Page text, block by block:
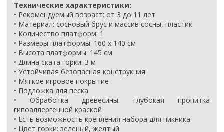
Технические характеристики:
• Рекомендуемый возраст: от 3 до 11 лет
• Материал: сосновый брус и массив сосны, пластик
• Количество платформ: 1
• Размеры платформы: 160 х 140 см
• Высота платформы: 145 см
• Длина ската горки: 3 м
• Устойчивая безопасная конструкция
• Мягкое игровое покрытие
• Подложка для песка
• Обработка древесины: глубокая пропитка
гипоаллергенной краской
• Есть возможность крепления набора для пикника
• Цвет горки: зеленый, желтый